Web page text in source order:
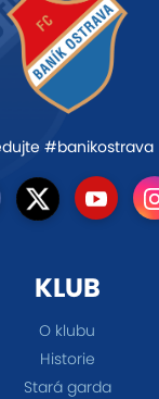
#banikostrava
KLUB
O klubu
Historie
Stará garda